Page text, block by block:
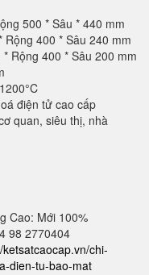
500 * Sâu * 440 mm
400 * Sâu 240 mm
Rộng 400 * Sâu 200 mm
điện tử cao cấp
quan, siêu thị, nhà
Cao: Mới 100%
98 2770404
ketsatcaocap.vn/chi-
dien-tu-bao-mat